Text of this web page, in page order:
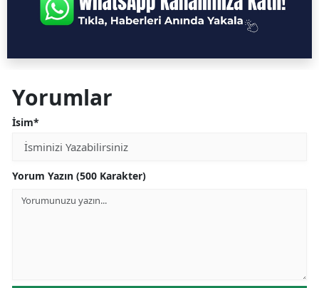
Yorumlar
İsim*
Yorum Yazın (500 Karakter)